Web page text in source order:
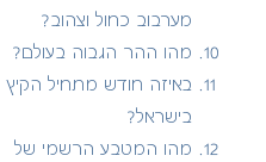
מערבוב כחול וצהוב?
מהו ההר הגבוה בעולם?
באיזה חודש מתחיל הקיץ
בישראל?
מהו המטבע הרשמי של